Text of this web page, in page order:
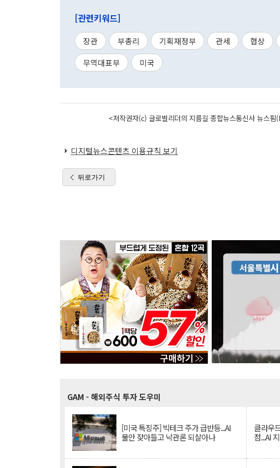
[관련키워드]
장관 부총리 기획재정부 관세 협상
무역대표부
미국
<저작권자(c) 글로벌리더의 지름길 종합뉴스통신사 뉴스
디지털뉴스콘텐츠 이용규칙 보기
뒤로가기
GAM - 해외주식 투자 도우미
[미국 특징주] 빅테크 주가 급반등...AI
불안 잦아들고 낙관론 되살아나
클라우
점...AI